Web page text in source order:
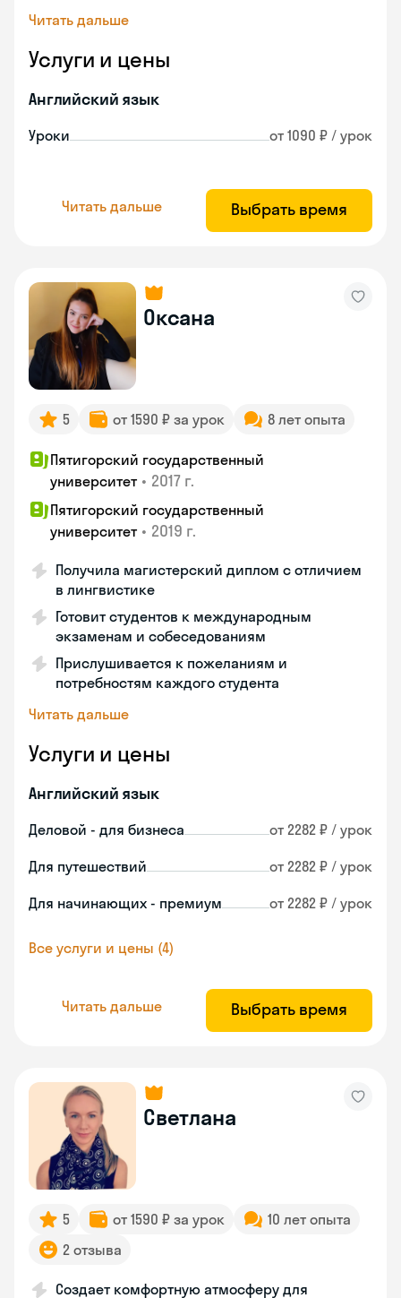
Читать дальше
Услуги и цены
Английский язык
Уроки от 1090 ₽ / урок
Читать дальше Выбрать время
Оксана
5 от 1590 ₽ за урок 8 лет опыта
Пятигорский государственный
университет • 2017 г.
Пятигорский государственный
университет • 2019 г.
Получила магистерский диплом с отличием
в лингвистике
Готовит студентов к международным
экзаменам и собеседованиям
Прислушивается к пожеланиям и
потребностям каждого студента
Читать дальше
Услуги и цены
Английский язык
Деловой - для бизнеса от 2282 ₽ / урок
Для путешествий от 2282 ₽ / урок
Для начинающих - премиум от 2282 ₽ / урок
Все услуги и цены (4)
Читать дальше Выбрать время
Светлана
5 от 1590 ₽ за урок
10 лет опыта
2 отзыва
Создает комфортную атмосферу для